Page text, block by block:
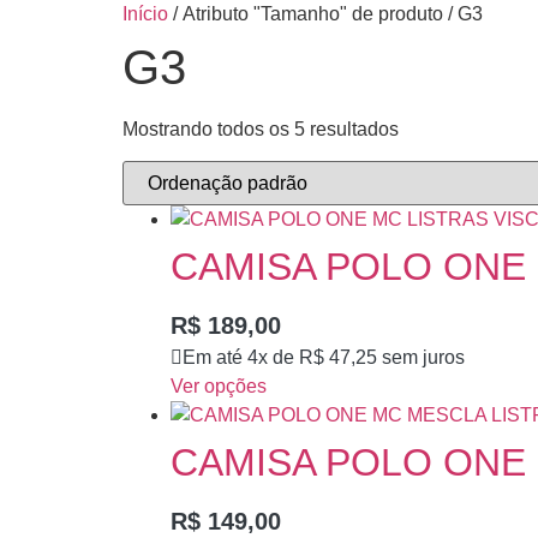
Início / Atributo "Tamanho" de produto / G3
G3
Mostrando todos os 5 resultados
CAMISA POLO
R$ 189,00
Em até 4x de R$ 47,25 sem juros
Ver opções
CAMISA POLO
R$ 149,00